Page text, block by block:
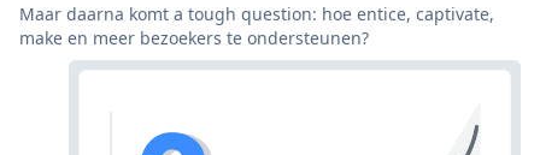
Maar daarna komt a tough question: hoe entice, captivate,
make en meer bezoekers te ondersteunen?